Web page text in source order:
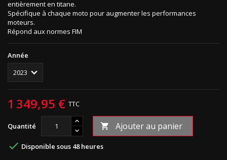
entièrement en titane.
Spécifique à chaque moto pour augmenter les performances
moteurs.
Répond aux normes FIM
Année
1 349,95 € TTC
Quantité  Ajouter au panier
 Disponible sous 48 heures